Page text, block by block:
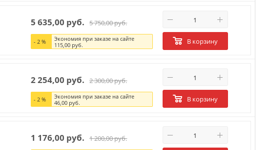
5 635,00 руб. 5 750,00 руб.
- 2%
Экономия при заказе на сайте
115,00 руб.
В корзину
2 254,00 руб. 2 300,00 руб.
- 2%
Экономия при заказе на сайте
46,00 руб.
В корзину
1 176,00 руб. 1 200,00 руб.